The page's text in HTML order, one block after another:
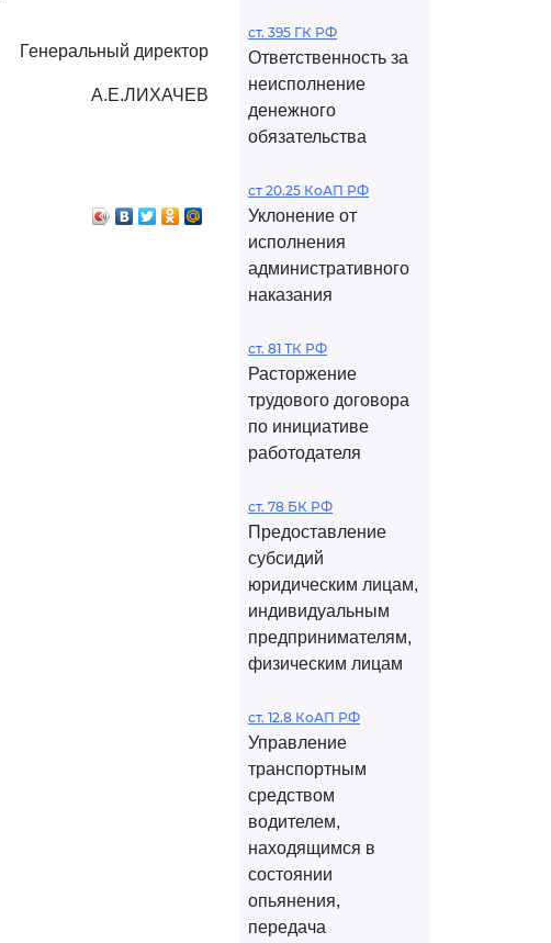
Генеральный директор
А.Е.ЛИХАЧЕВ
ст. 395 ГК РФ
Ответственность за
неисполнение
денежного
обязательства
ст 20.25 КоАП РФ
Уклонение от
исполнения
административного
наказания
ст. 81 ТК РФ
Расторжение
трудового договора
по инициативе
работодателя
ст. 78 БК РФ
Предоставление
субсидий
юридическим лицам,
индивидуальным
предпринимателям,
физическим лицам
ст. 12.8 КоАП РФ
Управление
транспортным
средством
водителем,
находящимся в
состоянии
опьянения,
передача